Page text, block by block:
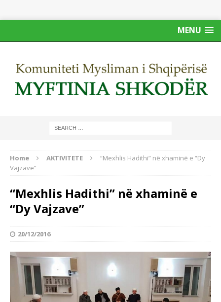
MENU
Home AKTIVITETE
“Mexhlis Hadithi” në xhaminë e “Dy
Vajzave”
“Mexhlis Hadithi” në xhaminë e
“Dy Vajzave”
20/12/2016